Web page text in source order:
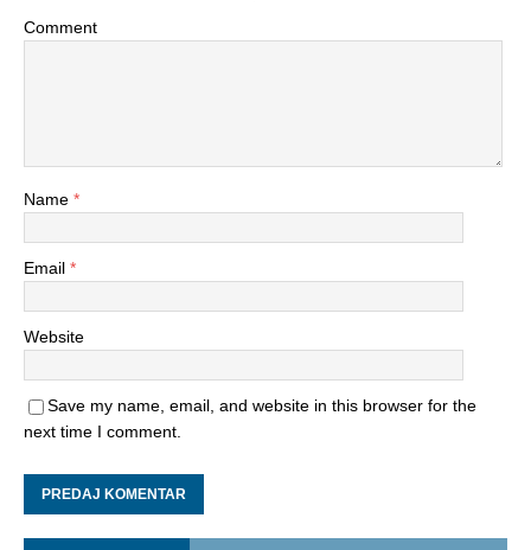
Comment
Name *
Email *
Website
Save my name, email, and website in this browser for the
next time I comment.